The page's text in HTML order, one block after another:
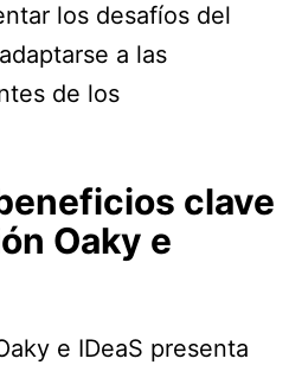
los desafíos del
a las
de los
clave
Oaky e
e IDeaS presenta